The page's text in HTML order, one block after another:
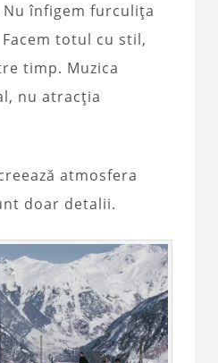
înfigem furculița
totul cu stil,
timp. Muzica
nu atracția
atmosfera
doar detalii.